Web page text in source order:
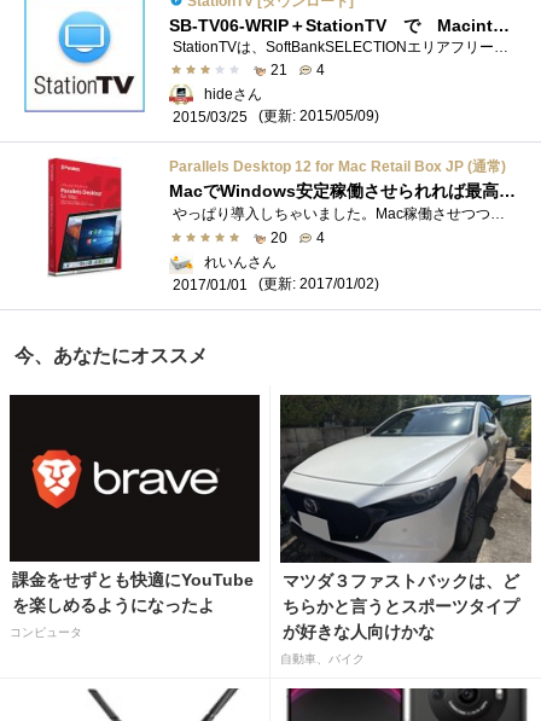
SB-TV06-WRIP＋StationTV で MacintoshでTVを視聴出来る
21
4
hideさん
2015/03/25
(更新: 2015/05/09)
Parallels Desktop 12 for Mac Retail Box JP (通常)
MacでWindows安定稼働させられれば最高じゃない
やっぱり導入しちゃいました。Mac稼働させつつWindowsも動かすことのできるソフトウェアなのです。これまでWindowsメインで使っていたのでそちら�...
20
4
れいんさん
2017/01/01
(更新: 2017/01/02)
今、あなたにオススメ
課金をせずとも快適にYouTube
を楽しめるようになったよ
コンピュータ
マツダ３ファストバックは、ど
ちらかと言うとスポーツタイプ
が好きな人向けかな
自動車、バイク